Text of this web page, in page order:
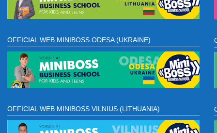
OFFICIAL WEB MINIBOSS ODESA (UKRAINE)
OFFICIAL WEB MINIBOSS VILNIUS (LITHUANIA)